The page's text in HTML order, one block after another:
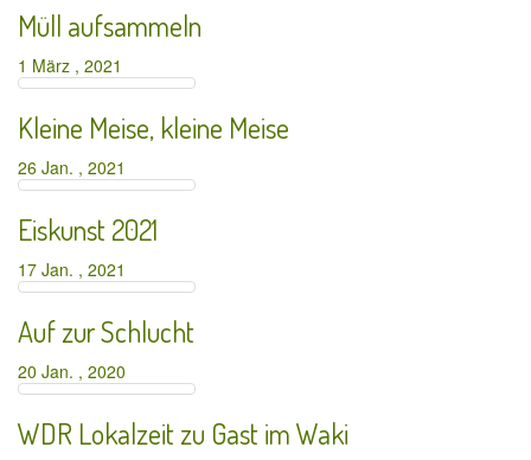
Müll aufsammeln
1 März , 2021
Kleine Meise, kleine Meise
26 Jan. , 2021
Eiskunst 2021
17 Jan. , 2021
Auf zur Schlucht
20 Jan. , 2020
WDR Lokalzeit zu Gast im Waki